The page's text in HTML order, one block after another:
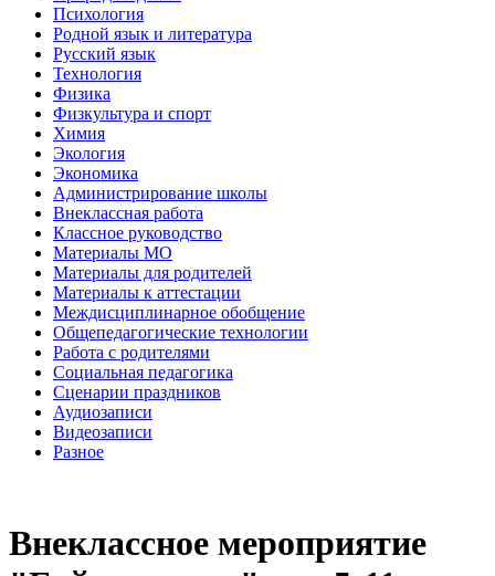
Психология
Родной язык и литература
Русский язык
Технология
Физика
Физкультура и спорт
Химия
Экология
Экономика
Администрирование школы
Внеклассная работа
Классное руководство
Материалы МО
Материалы для родителей
Материалы к аттестации
Междисциплинарное обобщение
Общепедагогические технологии
Работа с родителями
Социальная педагогика
Сценарии праздников
Аудиозаписи
Видеозаписи
Разное
Внеклассное мероприятие